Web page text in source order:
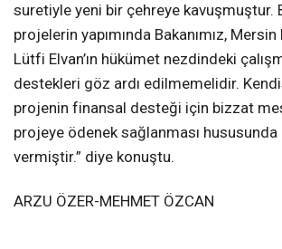
suretiyle yeni bir çehreye kavuşmuştur.
projelerin yapımında Bakanımız,
Lütfi Elvan’ın hükümet nezdindeki
destekleri göz ardı edilmemelidir.
projenin finansal desteği için bizzat
projeye ödenek sağlanması
vermiştir.” diye konuştu.
ARZU ÖZER-MEHMET ÖZCAN